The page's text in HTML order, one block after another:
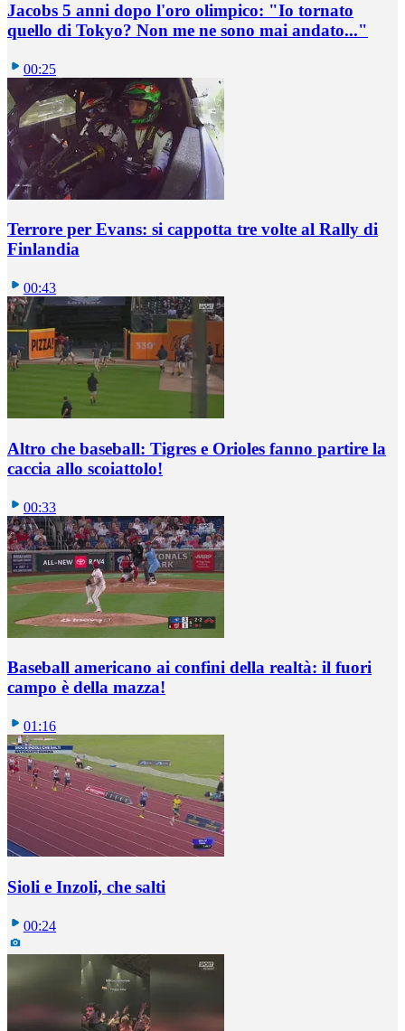
Jacobs 5 anni dopo l'oro olimpico: "Io tornato
quello di Tokyo? Non me ne sono mai andato..."
00:25
Terrore per Evans: si cappotta tre volte al Rally di
Finlandia
00:43
Altro che baseball: Tigres e Orioles fanno partire la
caccia allo scoiattolo!
00:33
Baseball americano ai confini della realtà: il fuori
campo è della mazza!
01:16
Sioli e Inzoli, che salti
00:24